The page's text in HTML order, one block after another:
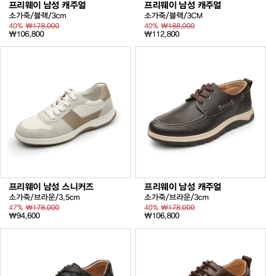
프리웨이 남성 캐주얼
소가죽/블랙/3cm
40% ₩178,000
₩106,800
프리웨이 남성 캐주얼
소가죽/블랙/3CM
40%₩188,000
₩112,800
프리웨이 남성 스니커즈
소가죽/브라운/3.5cm
47% ₩178,000
₩94,600
프리웨이 남성 캐주얼
소가죽/브라운/3cm
40%₩178,000
₩106,800